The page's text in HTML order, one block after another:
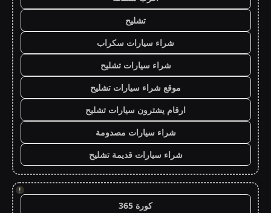
تشليح
شراء سيارات سكراب
شراء سيارات تشليح
موقع شراء سيارات تشليح
ارقام يشترون سيارات تشليح
شراء سيارات مصدومة
شراء سيارات قديمة تشليح
!
كورة 365